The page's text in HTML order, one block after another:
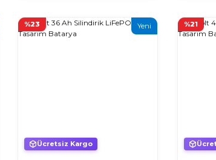
%23 Yeni
Ücretsiz Kargo
%21